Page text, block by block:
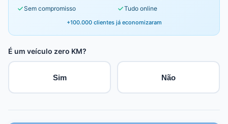
Sem compromisso
Tudo online
+100.000 clientes já economizaram
É um veículo zero KM?
Sim Não